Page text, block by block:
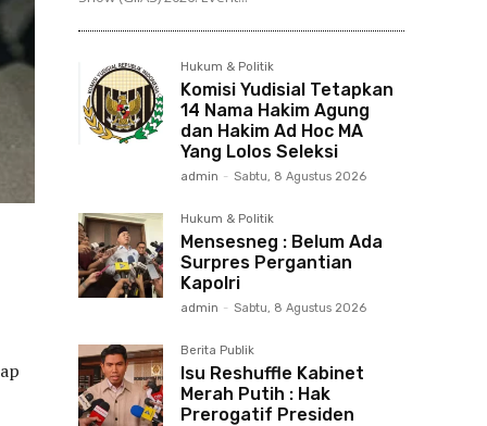
Hukum & Politik
Komisi Yudisial Tetapkan
14 Nama Hakim Agung
dan Hakim Ad Hoc MA
Yang Lolos Seleksi
admin - Sabtu, 8 Agustus 2026
Hukum & Politik
Mensesneg : Belum Ada
Surpres Pergantian
Kapolri
admin - Sabtu, 8 Agustus 2026
Berita Publik
Isu Reshuffle Kabinet
Merah Putih : Hak
Prerogatif Presiden